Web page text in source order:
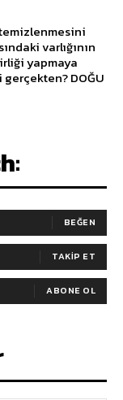
varlığının
yapmaya
DOĞU
BEĞEN
TAKIP ET
ABONE OL